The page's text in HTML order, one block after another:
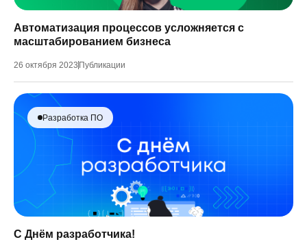
Автоматизация процессов усложняется с
масштабированием бизнеса
26 октября 2023 Публикации
Разработка ПО
С Днём разработчика!